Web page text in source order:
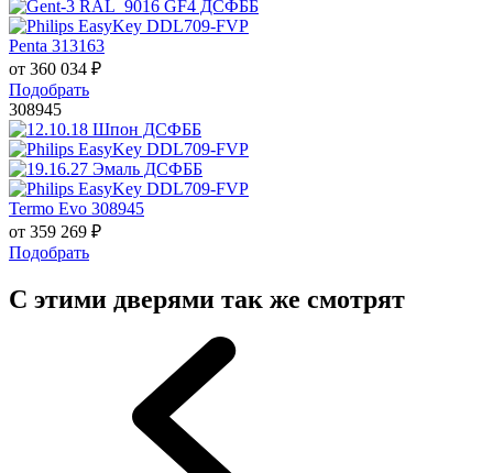
Penta 313163
от 360 034 ₽
Подобрать
308945
Termo Evo 308945
от 359 269 ₽
Подобрать
С этими дверями так же смотрят